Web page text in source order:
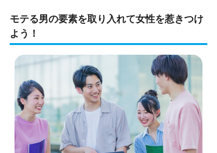
モテる男の要素を取り入れて女性を惹きつけ
よう！